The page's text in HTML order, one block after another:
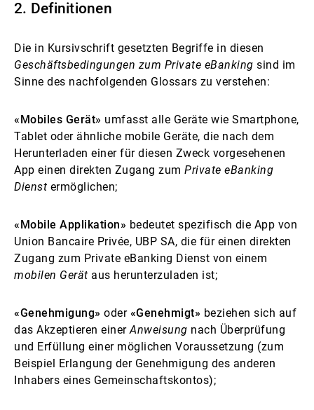
2. Definitionen
Die in Kursivschrift gesetzten Begriffe in diesen
Geschäftsbedingungen zum Private eBanking sind im
Sinne des nachfolgenden Glossars zu verstehen:
«Mobiles Gerät» umfasst alle Geräte wie Smartphone,
Tablet oder ähnliche mobile Geräte, die nach dem
Herunterladen einer für diesen Zweck vorgesehenen
App einen direkten Zugang zum Private eBanking
Dienst ermöglichen;
«Mobile Applikation» bedeutet spezifisch die App von
Union Bancaire Privée, UBP SA, die für einen direkten
Zugang zum Private eBanking Dienst von einem
mobilen Gerät aus herunterzuladen ist;
«Genehmigung» oder «Genehmigt» beziehen sich auf
das Akzeptieren einerAnweisung nach Überprüfung
und Erfüllung einer möglichen Voraussetzung (zum
Beispiel Erlangung der Genehmigung des anderen
Inhabers eines Gemeinschaftskontos);